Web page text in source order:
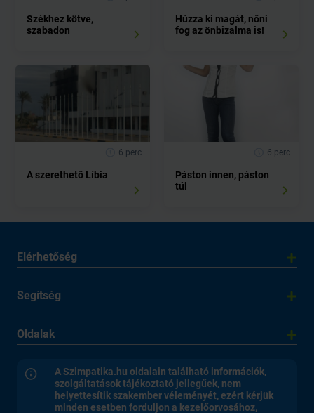
Székhez kötve,
szabadon
Húzza ki magát, nőni
fog az önbizalma is!
6 perc
A szerethető Líbia
6 perc
Páston innen, páston
túl
Elérhetőség
Segítség
Oldalak
A Szimpatika.hu oldalain található információk,
szolgáltatások tájékoztató jellegűek, nem
helyettesítik szakember véleményét, ezért kérjük
minden esetben forduljon a kezelőorvosához,